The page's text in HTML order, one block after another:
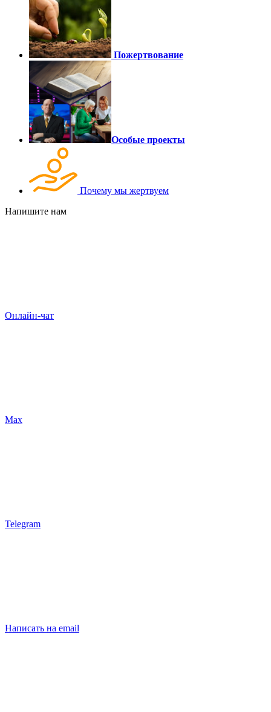
Пожертвование
Особые проекты
Почему мы жертвуем
Напишите нам
Онлайн-чат
Max
Telegram
Написать на email